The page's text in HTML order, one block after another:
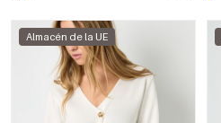
Almacén de la UE